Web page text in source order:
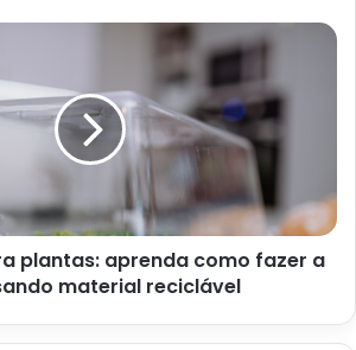
você verá, os ingredientes do
de encontrar. Confira a lista:
de trigo;
plantas: aprenda como fazer a
material reciclável